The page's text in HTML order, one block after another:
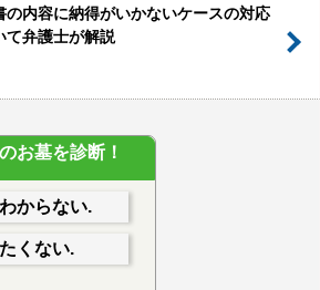
の内容に納得がいかないケースの対応
て弁護士が解説
お墓を診断！
からない.
くない.